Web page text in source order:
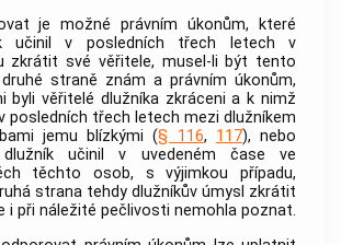
je možné právním úkonům, které
učinil v posledních třech letech v
zkrátit své věřitele, musel-li být tento
straně znám a právním úkonům,
byli věřitelé dlužníka zkráceni a k nimž
posledních třech letech mezi dlužníkem
jemu blízkými (§ 116, 117), nebo
učinil v uvedeném čase ve
těchto osob, s výjimkou případu,
strana tehdy dlužníkův úmysl zkrátit
i při náležité pečlivosti nemohla poznat.